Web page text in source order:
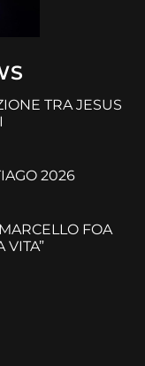
TRA JESUS
2026
FOA
VITA”